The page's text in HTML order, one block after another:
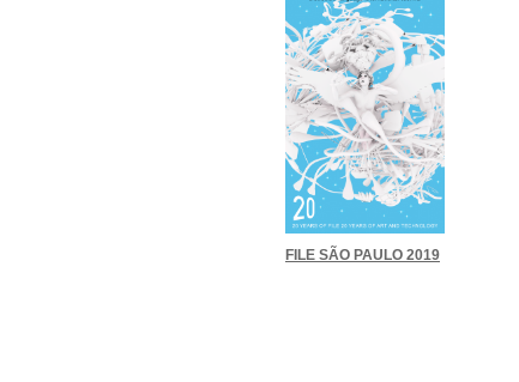
FILE SÃO PAULO 2019